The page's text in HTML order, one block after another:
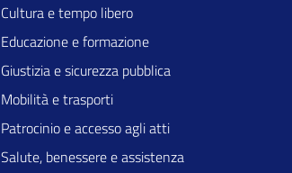
Cultura e tempo libero
Educazione e formazione
Giustizia e sicurezza pubblica
Mobilità e trasporti
Patrocinio e accesso agli atti
Salute, benessere e assistenza